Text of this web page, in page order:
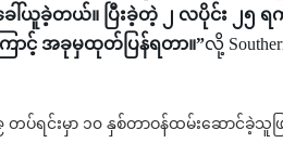
ါ်ယူခဲ့တယ်။ ပြီးခဲ့တဲ့ ၂ လပိုင်း ၂၅
ာင့် အခုမှထုတ်ပြန်ရတာ။”လို့
ပ်ရင်းမှာ ၁၀ နှစ်တာဝန်ထမ်းဆောင်ခဲ့